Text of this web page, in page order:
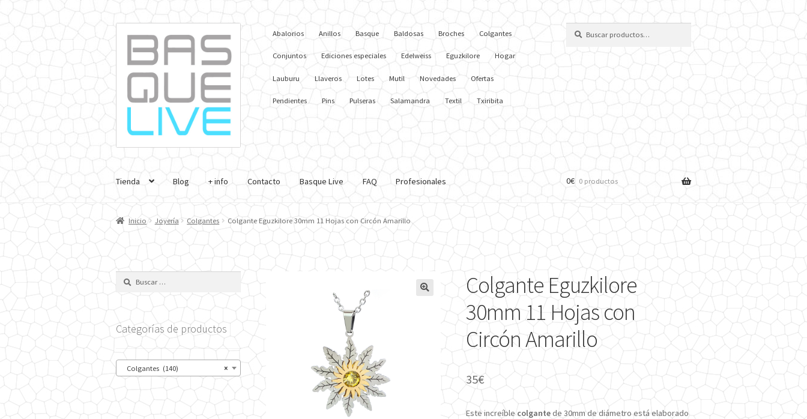
navegación
contenido
Abalorios Anillos Basque Baldosas Broches Colgantes
Conjuntos Ediciones especiales Edelweiss Eguzkilore Hogar
Lauburu Llaveros Lotes Mutil Novedades Ofertas
Pendientes Pins Pulseras Salamandra Textil Txiribita
por:
Tienda Blog + info Contacto Basque Live FAQ Profesionales 0€ 0 productos
Inicio Joyería Colgantes Colgante Eguzkilore 30mm 11 Hojas con Circón Amarillo
Colgante Eguzkilore
30mm 11 Hojas con
Circón Amarillo
35€
Este increíblecolgantede 30mm de diámetro está elaborado
Categorías de productos
×
Colgantes (140)